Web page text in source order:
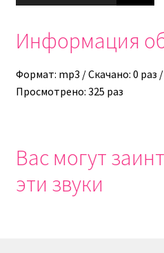
Информация
Формат: mp3 / Скачано: 0 раз
Просмотрено: 325 раз
Вас могут
эти звуки